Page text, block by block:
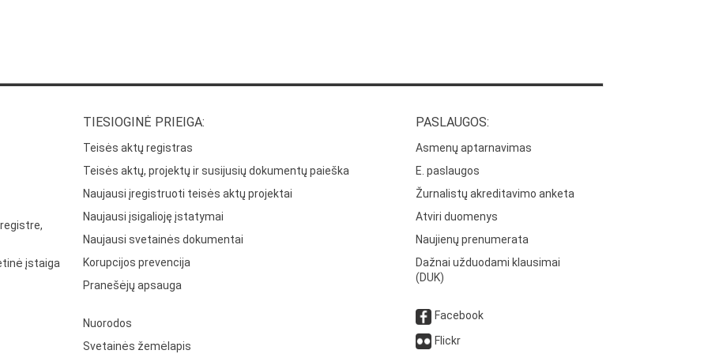
įstaiga
TIESIOGINĖ PRIEIGA:
Teisės aktų registras
Teisės aktų, projektų ir susijusių dokumentų paieška
Naujausi įregistruoti teisės aktų projektai
Naujausi įsigalioję įstatymai
Naujausi svetainės dokumentai
Korupcijos prevencija
Pranešėjų apsauga
Nuorodos
Svetainės žemėlapis
PASLAUGOS:
Asmenų aptarnavimas
E. paslaugos
Žurnalistų akreditavimo anketa
Atviri duomenys
Naujienų prenumerata
Dažnai užduodami klausimai
(DUK)
Facebook
Flickr